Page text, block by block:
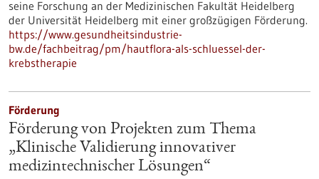
seine Forschung an der Medizinischen Fakultät Heidelberg
der Universität Heidelberg mit einer großzügigen Förderung.
https://www.gesundheitsindustrie-
bw.de/fachbeitrag/pm/hautflora-als-schluessel-der-
krebstherapie
Förderung
Förderung von Projekten zum Thema
„Klinische Validierung innovativer
medizintechnischer Lösungen“